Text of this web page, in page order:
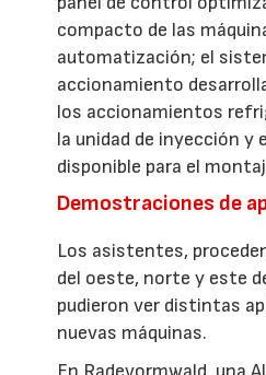
compacto de las
automatización; el
accionamiento
los accionamientos
la unidad de inyección y
disponible para el
Demostraciones de
Los asistentes,
del oeste, norte y este
pudieron ver distintas
nuevas máquinas.